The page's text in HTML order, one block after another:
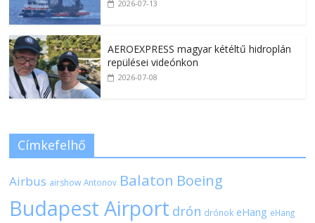
2026-07-13
AEROEXPRESS magyar kétéltű hidroplán
repülései videónkon
2026-07-08
Címkefelhő
Airbus airshow Antonov Balaton Boeing
Budapest Airport drón drónok eHang eHang